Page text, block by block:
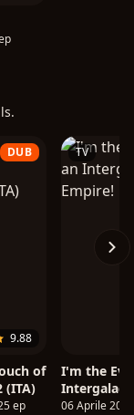
DUB
9.88
of
(ITA)
ep
TV
I'm the
06 Aprile